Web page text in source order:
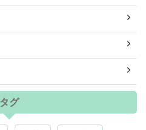
タグ